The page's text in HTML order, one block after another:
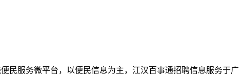
民服务微平台，以便民信息为主，江汉百事通招聘信息服务于广